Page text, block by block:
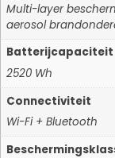
Multi-layer
aerosol
Batterijcapaciteit
2520 Wh
Connectiviteit
Wi-Fi + Bluetooth